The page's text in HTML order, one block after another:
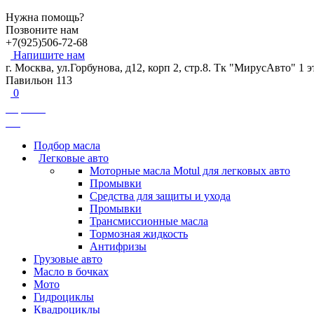
Нужна помощь?
Позвоните нам
+7(925)506-72-68
Напишите нам
г. Москва, ул.Горбунова, д12, корп 2, стр.8. Тк "МирусАвто" 1
Павильон 113
0
Подбор масла
Легковые авто
Моторные масла Motul для легковых авто
Промывки
Средства для защиты и ухода
Промывки
Трансмиссионные масла
Тормозная жидкость
Антифризы
Грузовые авто
Масло в бочках
Мото
Гидроциклы
Квадроциклы